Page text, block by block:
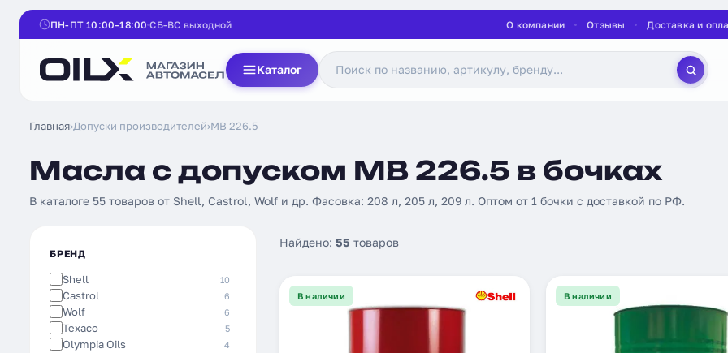
ПН-ПТ 10:00–18:00 СБ-ВС выходной О компании Отзывы Доставка и
Каталог
Главная›Допуски производителей›MB 226.5
Масла с допуском MB 226.5 в бочках
В каталоге 55 товаров от Shell, Castrol, Wolf и др. Фасовка: 208 л, 205 л, 209 л. Оптом от 1 бочки с доставкой по РФ.
БРЕНД
Shell 10
Castrol 6
Wolf 6
Texaco 5
Olympia Oils 4
Найдено: 55 товаров
В наличии В наличии